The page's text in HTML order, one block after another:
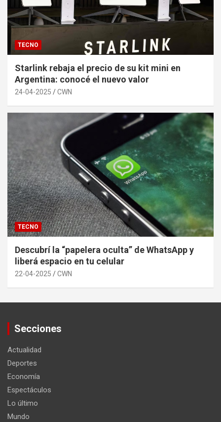
TECNO
Starlink rebaja el precio de su kit mini en
Argentina: conocé el nuevo valor
24-04-2025 CWN
TECNO
Descubrí la “papelera oculta” de WhatsApp y
liberá espacio en tu celular
22-04-2025 CWN
Secciones
Actualidad
Deportes
Economía
Espectáculos
Lo último
Mundo